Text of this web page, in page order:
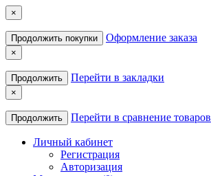
×
Продолжить покупки Оформление заказа
×
Продолжить Перейти в закладки
×
Продолжить Перейти в сравнение товаров
Личный кабинет
Регистрация
Авторизация